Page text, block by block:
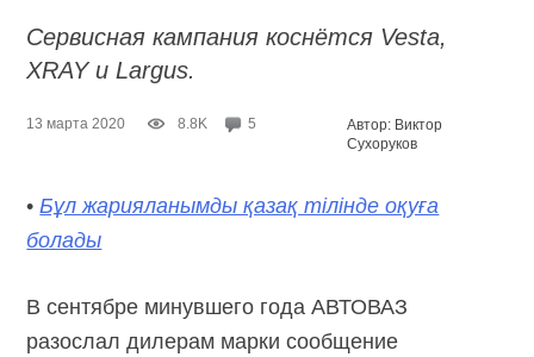
Сервисная кампания коснётся Vesta,
XRAY и Largus.
13 марта 2020 8.8K 5
Автор: Виктор
Сухоруков
•Бұл жарияланымды қазақ тілінде оқуға
болады
В сентябре минувшего года АВТОВАЗ
разослал дилерам марки сообщение